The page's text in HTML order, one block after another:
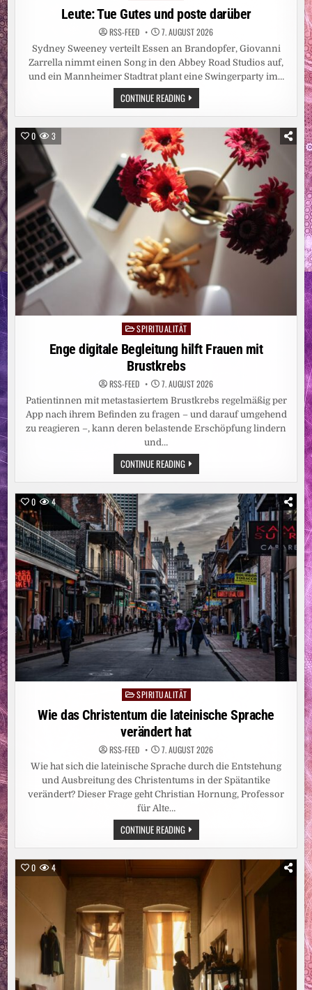
/
„LIU
XIAOBOS
HUMAN
RIGHTS
AWARD“
WIRD
ERSTMALIG
IN
LEIPZIG
VERLIEHEN
Leute: Tue Gutes und poste darüber
RSS-FEED 7. AUGUST 2026
Sydney Sweeney verteilt Essen an Brandopfer, Giovanni
Zarrella nimmt einen Song in den Abbey Road Studios auf,
und ein Mannheimer Stadtrat plant eine Swingerparty im…
CONTINUE READINGLEUTE:
TUE
GUTES
POSTE
DARÜBER
0 3
Posted
in
SPIRITUALITÄT
Enge digitale Begleitung hilft Frauen mit
Brustkrebs
RSS-FEED 7. AUGUST 2026
Patientinnen mit metastasiertem Brustkrebs regelmäßig per
App nach ihrem Befinden zu fragen – und darauf umgehend
zu reagieren –, kann deren belastende Erschöpfung lindern
und…
CONTINUE READINGENGE
DIGITALE
BEGLEITUNG
FRAUEN
MIT
BRUSTKREBS
0 4
PostedSPIRITUALITÄT
Wie das Christentum die lateinische Sprache
verändert hat
RSS-FEED 7. AUGUST 2026
Wie hat sich die lateinische Sprache durch die Entstehung
und Ausbreitung des Christentums in der Spätantike
verändert? Dieser Frage geht Christian Hornung, Professor
für Alte…
CONTINUE READINGWIE
DAS
CHRISTENTUM
LATEINISCHE
SPRACHE
VERÄNDERT
HAT
0 4